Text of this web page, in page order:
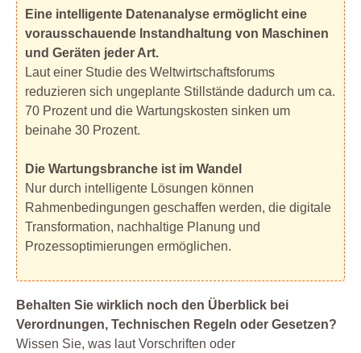
Eine intelligente Datenanalyse ermöglicht eine
vorausschauende Instandhaltung von Maschinen
und Geräten jeder Art.
Laut einer Studie des Weltwirtschaftsforums
reduzieren sich ungeplante Stillstände dadurch um ca.
70 Prozent und die Wartungskosten sinken um
beinahe 30 Prozent.
Die Wartungsbranche ist im Wandel
Nur durch intelligente Lösungen können
Rahmenbedingungen geschaffen werden, die digitale
Transformation, nachhaltige Planung und
Prozessoptimierungen ermöglichen.
Behalten Sie wirklich noch den Überblick bei
Verordnungen, Technischen Regeln oder Gesetzen?
Wissen Sie, was laut Vorschriften oder